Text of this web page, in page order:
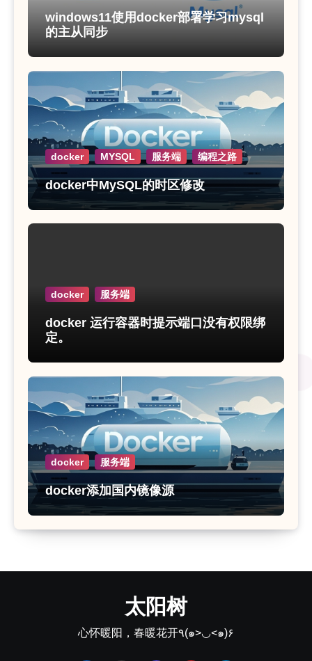
windows11使用docker部署学习mysql
的主从同步
docker MYSQL 服务端 编程之路
docker中MySQL的时区修改
docker 服务端
docker 运行容器时提示端口没有权限绑
定。
docker 服务端
docker添加国内镜像源
太阳树
心怀暖阳，春暖花开٩(๑>◡<๑)۶